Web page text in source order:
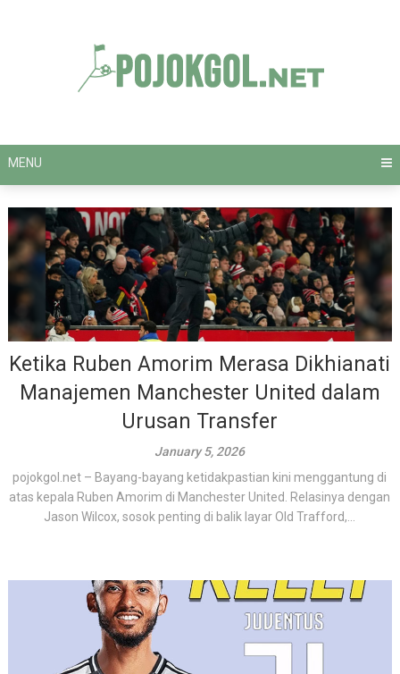
MENU
Ketika Ruben Amorim Merasa Dikhianati
Manajemen Manchester United dalam
Urusan Transfer
January 5, 2026
pojokgol.net – Bayang-bayang ketidakpastian kini menggantung di
atas kepala Ruben Amorim di Manchester United. Relasinya dengan
Jason Wilcox, sosok penting di balik layar Old Trafford,...